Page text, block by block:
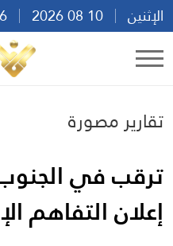
الإثنين
تقارير مصورة
ترقب في الجنوب
إعلان التفاهم